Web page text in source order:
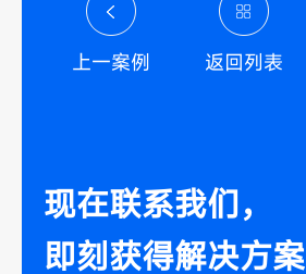
上一案例 返回列表
现在联系我们，
即刻获得解决方案